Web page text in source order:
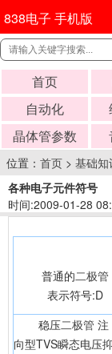
838电子 手机版
首页
自动化
晶体管参数
位置： 首页 > 基础知
各种电子元件符号
时间:2009-01-28
普通的二极管
表示符号:D
稳压二极管 注
向型TVS瞬态电压